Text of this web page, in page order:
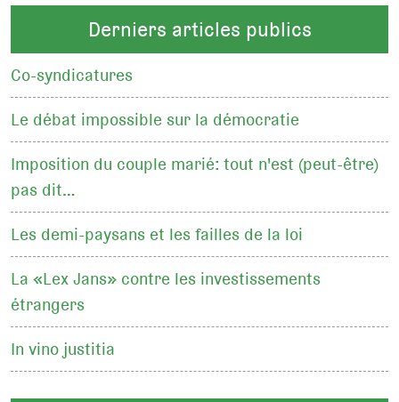
Derniers articles publics
Co-syndicatures
Le débat impossible sur la démocratie
Imposition du couple marié: tout n'est (peut-être)
pas dit…
Les demi-paysans et les failles de la loi
La «Lex Jans» contre les investissements
étrangers
In vino justitia